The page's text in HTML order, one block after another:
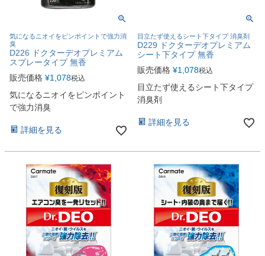
気になるニオイをピンポイントで強力消
臭
D226 ドクターデオプレミアム
スプレータイプ 無香
販売価格 ¥1,078税込
気になるニオイをピンポイント
で強力消臭
詳細を見る
目立たず使えるシート下タイプ 消臭剤
D229 ドクターデオプレミアム
シート下タイプ 無香
販売価格 ¥1,078税込
目立たず使えるシート下タイプ
消臭剤
詳細を見る